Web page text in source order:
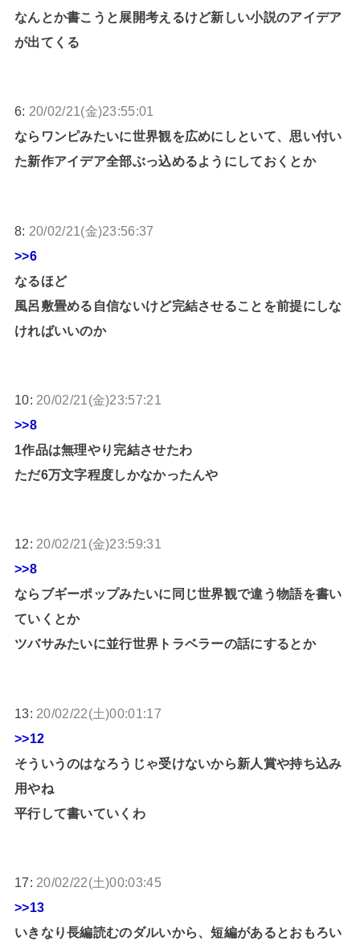
なんとか書こうと展開考えるけど新しい小説のアイデア
が出てくる
6: 20/02/21(金)23:55:01
ならワンピみたいに世界観を広めにしといて、思い付い
た新作アイデア全部ぶっ込めるようにしておくとか
8: 20/02/21(金)23:56:37
>>6
なるほど
風呂敷畳める自信ないけど完結させることを前提にしな
ければいいのか
10: 20/02/21(金)23:57:21
>>8
1作品は無理やり完結させたわ
ただ6万文字程度しかなかったんや
12: 20/02/21(金)23:59:31
>>8
ならブギーポップみたいに同じ世界観で違う物語を書い
ていくとか
ツバサみたいに並行世界トラベラーの話にするとか
13: 20/02/22(土)00:01:17
>>12
そういうのはなろうじゃ受けないから新人賞や持ち込み
用やね
平行して書いていくわ
17: 20/02/22(土)00:03:45
>>13
いきなり長編読むのダルいから、短編があるとおもろい